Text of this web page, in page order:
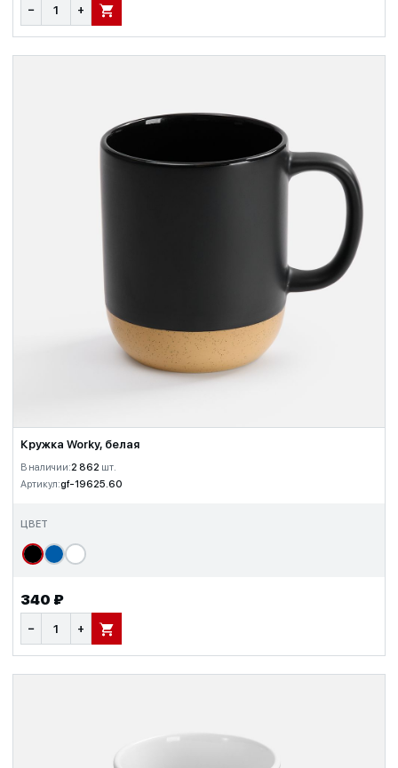
− + В КОРЗИНУ
Кружка Worky, белая
В наличии:2 862 шт.
Артикул:gf-19625.60
ЦВЕТ
340 ₽
− + В КОРЗИНУ